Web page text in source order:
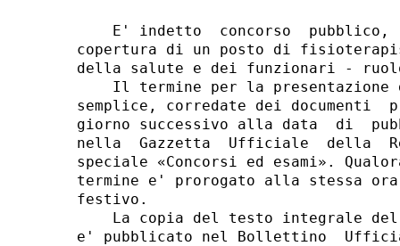
E' indetto  concorso  pubblico,
copertura di un posto di
della salute e dei funzionari -
Il termine per la presentazione
semplice, corredate dei
giorno successivo alla data  di
nella  Gazzetta  Ufficiale  della
speciale «Concorsi ed esami».
termine e' prorogato alla stessa
festivo.
La copia del testo integrale
e' pubblicato nel Bollettino